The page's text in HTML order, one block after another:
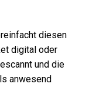
diesen
digital oder
und die
anwesend